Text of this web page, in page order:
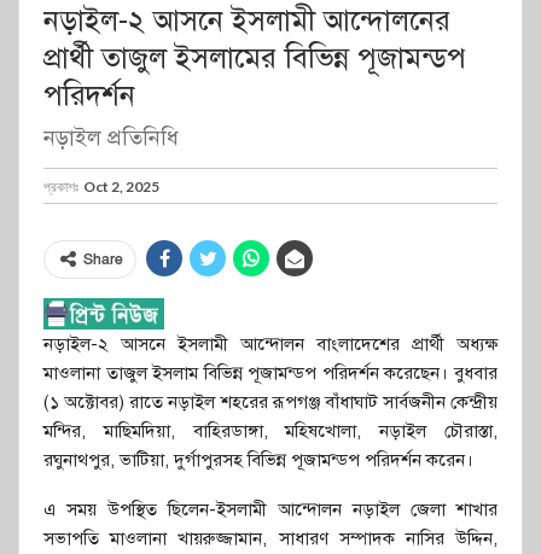
নড়াইল-২ আসনে ইসলামী আন্দোলনের
প্রার্থী তাজুল ইসলামের বিভিন্ন পূজামন্ডপ
পরিদর্শন
নড়াইল প্রতিনিধি
প্রকাশঃ Oct 2, 2025
Share
নড়াইল-২ আসনে ইসলামী আন্দোলন বাংলাদেশের প্রার্থী অধ্যক্ষ
মাওলানা তাজুল ইসলাম বিভিন্ন পূজামন্ডপ পরিদর্শন করেছেন। বুধবার
(১ অক্টোবর) রাতে নড়াইল শহরের রূপগঞ্জ বাঁধাঘাট সার্বজনীন কেন্দ্রীয়
মন্দির, মাছিমদিয়া, বাহিরডাঙ্গা, মহিষখোলা, নড়াইল চৌরাস্তা,
রঘুনাথপুর, ভাটিয়া, দুর্গাপুরসহ বিভিন্ন পূজামন্ডপ পরিদর্শন করেন।
এ সময় উপস্থিত ছিলেন-ইসলামী আন্দোলন নড়াইল জেলা শাখার
সভাপতি মাওলানা খায়রুজ্জামান, সাধারণ সম্পাদক নাসির উদ্দিন,